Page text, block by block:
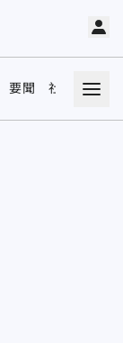
要聞 社會 娛樂